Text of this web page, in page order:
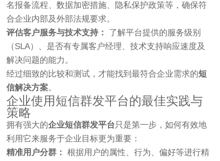
名报备流程、数据加密措施、隐私保护政策等，确保符
合企业内部及外部法规要求。
评估客户服务与技术支持：
了解平台提供的服务级别
（SLA）、是否有专属客户经理、技术支持响应速度及
解决问题的能力。
经过细致的比较和测试，才能找到最符合企业需求的短
信解决方案。
企业使用短信群发平台的最佳实践与
策略
拥有强大的企业短信群发平台只是第一步，如何有效地
利用它来服务于企业目标更为重要：
精准用户分群：
根据用户的属性、行为、偏好等进行精